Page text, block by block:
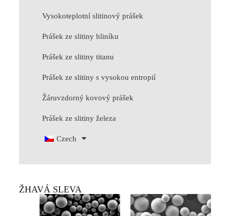
Vysokoteplotní slitinový prášek
Prášek ze slitiny hliníku
Prášek ze slitiny titanu
Prášek ze slitiny s vysokou entropií
Žáruvzdorný kovový prášek
Prášek ze slitiny železa
Czech
ŽHAVÁ SLEVA